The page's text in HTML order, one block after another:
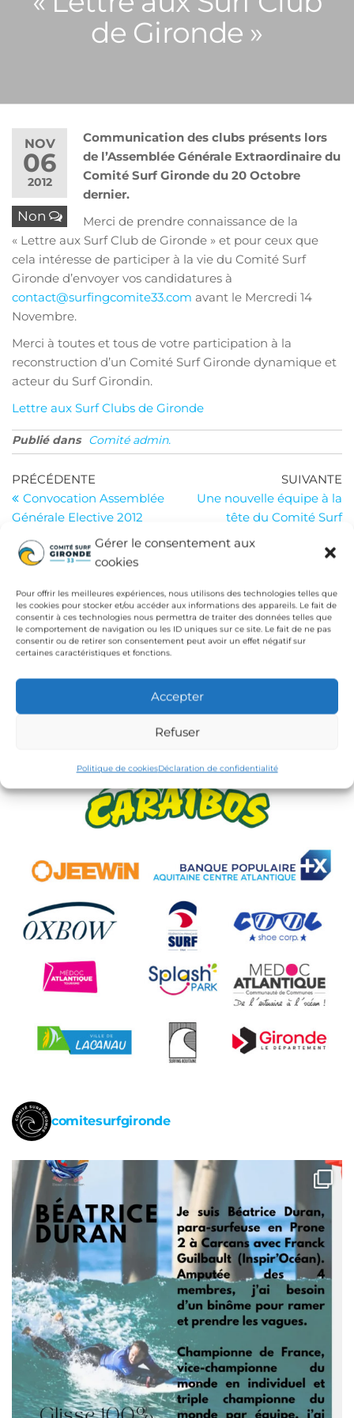
Gérer le consentement aux
cookies
Pour offrir les meilleures expériences, nous utilisons des technologies telles que
les cookies pour stocker et/ou accéder aux informations des appareils. Le fait de
consentir à ces technologies nous permettra de traiter des données telles que
le comportement de navigation ou les ID uniques sur ce site. Le fait de ne pas
consentir ou de retirer son consentement peut avoir un effet négatif sur
certaines caractéristiques et fonctions.
Accepter
Refuser
Politique de cookiesDéclaration de confidentialité
de Gironde »
NOV
06
2012
Non
Communication des clubs présents lors
de l’Assemblée Générale Extraordinaire du
Comité Surf Gironde du 20 Octobre
dernier.
Merci de prendre connaissance de la
« Lettre aux Surf Club de Gironde » et pour ceux que
cela intéresse de participer à la vie du Comité Surf
Gironde d’envoyer vos candidatures à
contact@surfingcomite33.com avant le Mercredi 14
Novembre.
Merci à toutes et tous de votre participation à la
reconstruction d’un Comité Surf Gironde dynamique et
acteur du Surf Girondin.
Lettre aux Surf Clubs de Gironde
Publié dans Comité admin.
Navigation
de
l’article
Article
précédent
PRÉCÉDENTE
Convocation Assemblée
Générale Elective 2012
SUIVANTE
Une nouvelle équipe à la
tête du Comité Surf
INSTITUTIONS
Fédération Française de Surf
Ligue de Surf de Nouvelle Aquitaine
CdC Médoc Atlantique
comitesurfgironde